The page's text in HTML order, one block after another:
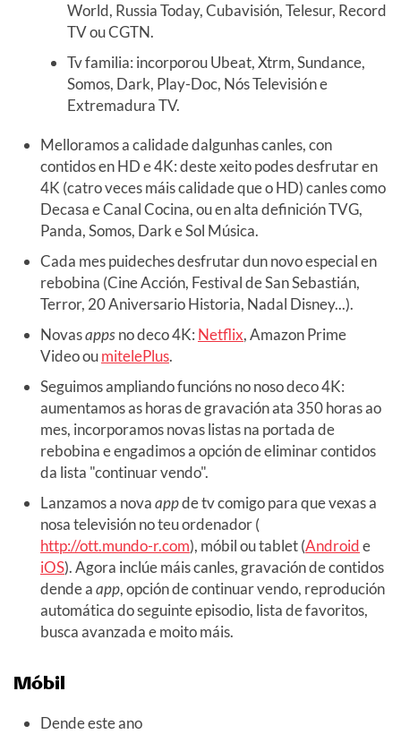
World, Russia Today, Cubavisión, Telesur, Record
TV ou CGTN.
Tv familia: incorporou Ubeat, Xtrm, Sundance,
Somos, Dark, Play-Doc, Nós Televisión e
Extremadura TV.
Melloramos a calidade dalgunhas canles, con
contidos en HD e 4K: deste xeito podes desfrutar en
4K (catro veces máis calidade que o HD) canles como
Decasa e Canal Cocina, ou en alta definición TVG,
Panda, Somos, Dark e Sol Música.
Cada mes puideches desfrutar dun novo especial en
rebobina (Cine Acción, Festival de San Sebastián,
Terror, 20 Aniversario Historia, Nadal Disney...).
Novasappsno deco 4K: Netflix, Amazon Prime
Video oumitelePlus.
Seguimos ampliando funcións no noso deco 4K:
aumentamos as horas de gravación ata 350 horas ao
mes, incorporamos novas listas na portada de
rebobina e engadimos a opción de eliminar contidos
da lista "continuar vendo".
Lanzamos a novaappde tv comigo para que vexas a
nosa televisión no teu ordenador (
http://ott.mundo-r.com), móbil ou tablet (Androide
iOS). Agora inclúe máis canles, gravación de contidos
dende aapp, opción de continuar vendo, reprodución
automática do seguinte episodio, lista de favoritos,
busca avanzada e moito máis.
Móbil
Dende este ano